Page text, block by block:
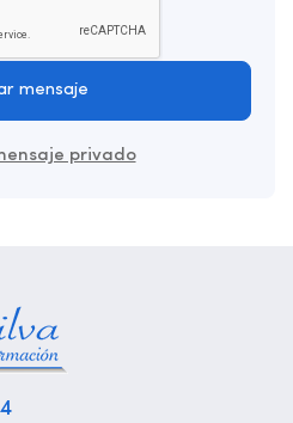
mensaje
privado